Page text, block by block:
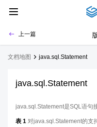
上一篇
文档地图 java.sql.Statement
java.sql.Statement
java.sql.Statement是SQL语句
表 1 对java.sql.Statement的支